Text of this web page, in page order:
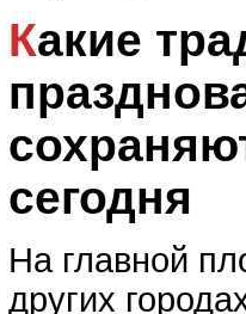
Какие традиции
сегодня
На главной
других